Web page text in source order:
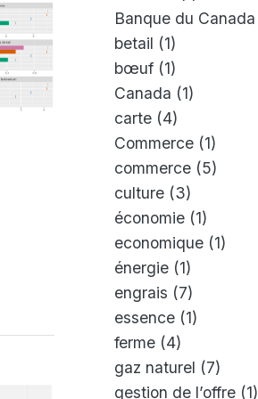
Banque du Canada
betail (1)
bœuf (1)
Canada (1)
carte (4)
Commerce (1)
commerce (5)
culture (3)
économie (1)
economique (1)
énergie (1)
engrais (7)
essence (1)
ferme (4)
gaz naturel (7)
gestion de l’offre (1)